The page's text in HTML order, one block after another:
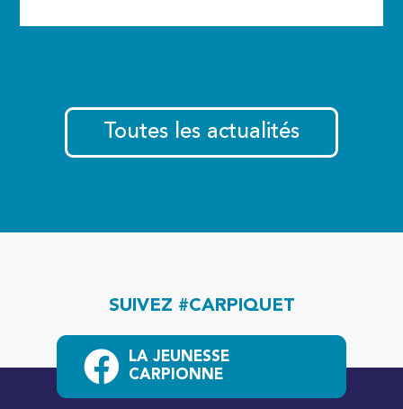
Toutes les actualités
SUIVEZ #CARPIQUET
LA JEUNESSE
CARPIONNE